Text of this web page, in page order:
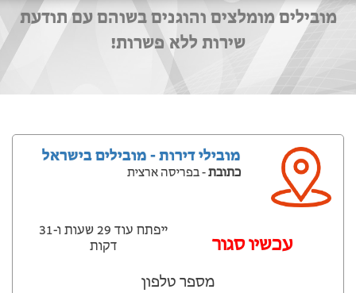
מובילים מומלצים והוגנים בשוהם עם תודעת
שירות ללא פשרות!
מובילי דירות - מובילים בישראל
כתובת- בפריסה ארצית
עכשיו סגור
ייפתח עוד 29 שעות ‫ו-31
דקות
מספר טלפון